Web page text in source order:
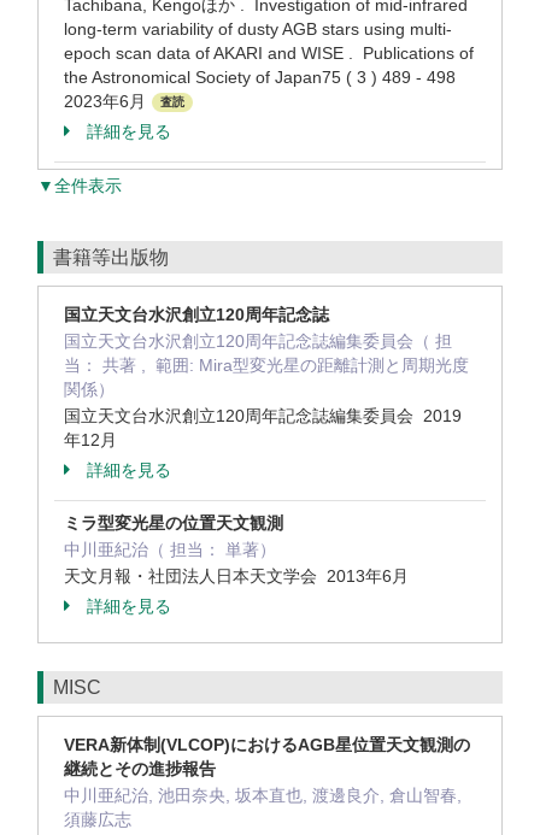
Tachibana, Kengoほか . Investigation of mid-infrared
long-term variability of dusty AGB stars using multi-
epoch scan data of AKARI and WISE . Publications of
the Astronomical Society of Japan75 ( 3 ) 489 - 498
2023年6月
査読
詳細を見る
▼全件表示
書籍等出版物
国立天文台水沢創立120周年記念誌
国立天文台水沢創立120周年記念誌編集委員会（ 担
当： 共著 , 範囲: Mira型変光星の距離計測と周期光度
関係）
国立天文台水沢創立120周年記念誌編集委員会 2019
年12月
詳細を見る
ミラ型変光星の位置天文観測
中川亜紀治（ 担当： 単著）
天文月報・社団法人日本天文学会 2013年6月
詳細を見る
MISC
VERA新体制(VLCOP)におけるAGB星位置天文観測の
継続とその進捗報告
中川亜紀治, 池田奈央, 坂本直也, 渡邊良介, 倉山智春,
須藤広志